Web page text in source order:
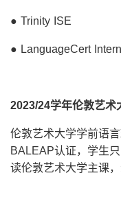
● Trinity ISE
● LanguageCert
2023/24学年伦敦艺术
伦敦艺术大学学前语
BALEAP认证，学生
读伦敦艺术大学主课